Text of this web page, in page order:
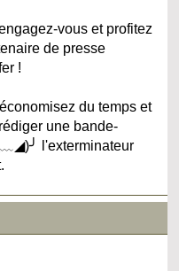
vous et profitez
de presse
!
du temps et
une bande-
l'exterminateur